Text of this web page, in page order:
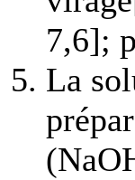
7,6];
La